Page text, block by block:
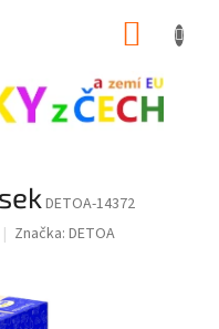
DETOA-14372
Značka: DETOA